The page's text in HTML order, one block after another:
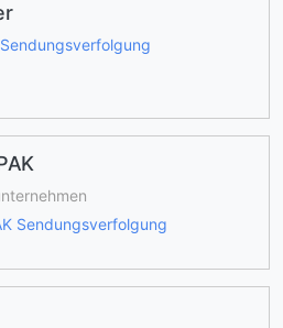
Sendungsverfolgung